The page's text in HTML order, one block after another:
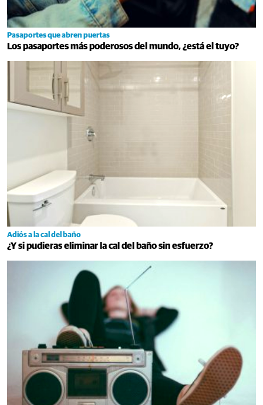
Pasaportes que abren puertas
Los pasaportes más poderosos del mundo, ¿está el tuyo?
Adiós a la cal del baño
¿Y si pudieras eliminar la cal del baño sin esfuerzo?